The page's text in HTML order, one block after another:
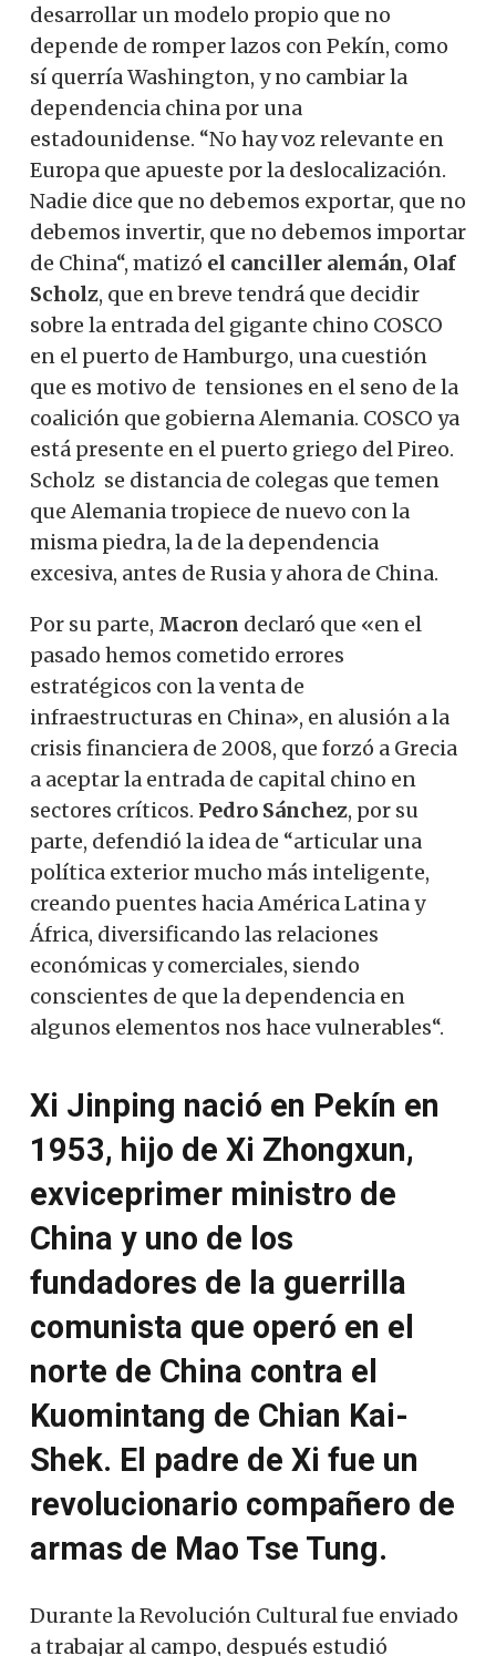
desarrollar un modelo propio que no
depende de romper lazos con Pekín, como
sí querría Washington, y no cambiar la
dependencia china por una
estadounidense. “No hay voz relevante en
Europa que apueste por la deslocalización.
Nadie dice que no debemos exportar, que no
debemos invertir, que no debemos importar
de China“, matizó el canciller alemán, Olaf
Scholz, que en breve tendrá que decidir
sobre la entrada del gigante chino COSCO
en el puerto de Hamburgo, una cuestión
que es motivo de tensiones en el seno de la
coalición que gobierna Alemania. COSCO ya
está presente en el puerto griego del Pireo.
Scholz se distancia de colegas que temen
que Alemania tropiece de nuevo con la
misma piedra, la de la dependencia
excesiva, antes de Rusia y ahora de China.
Por su parte, Macron declaró que «en el
pasado hemos cometido errores
estratégicos con la venta de
infraestructuras en China», en alusión a la
crisis financiera de 2008, que forzó a Grecia
a aceptar la entrada de capital chino en
sectores críticos. Pedro Sánchez, por su
parte, defendió la idea de “articular una
política exterior mucho más inteligente,
creando puentes hacia América Latina y
África, diversificando las relaciones
económicas y comerciales, siendo
conscientes de que la dependencia en
algunos elementos nos hace vulnerables“.
Xi Jinping nació en Pekín en
1953, hijo de Xi Zhongxun,
exviceprimer ministro de
China y uno de los
fundadores de la guerrilla
comunista que operó en el
norte de China contra el
Kuomintang de Chian Kai-
Shek. El padre de Xi fue un
revolucionario compañero de
armas de Mao Tse Tung.
Durante la Revolución Cultural fue enviado
a trabajar al campo, después estudió